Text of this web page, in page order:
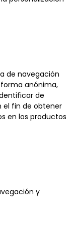
de navegación
anónima,
de
el fin de obtener
en los productos
y